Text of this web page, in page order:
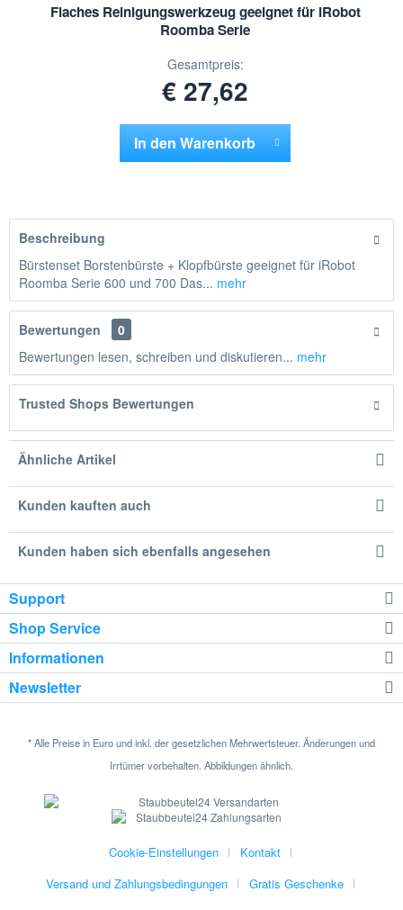
Flaches Reinigungswerkzeug geeignet für iRobot
Roomba Serie
Gesamtpreis:
€ 27,62
In den Warenkorb
Beschreibung
Bürstenset Borstenbürste + Klopfbürste geeignet für iRobot
Roomba Serie 600 und 700 Das... mehr
Bewertungen
0
Bewertungen lesen, schreiben und diskutieren... mehr
Trusted Shops Bewertungen
Ähnliche Artikel
Kunden kauften auch
Kunden haben sich ebenfalls angesehen
Support
Shop Service
Informationen
Newsletter
* Alle Preise in Euro und inkl. der gesetzlichen Mehrwertsteuer. Änderungen und
Irrtümer vorbehalten. Abbildungen ähnlich.
Cookie-Einstellungen
Kontakt
Versand und Zahlungsbedingungen
Gratis Geschenke